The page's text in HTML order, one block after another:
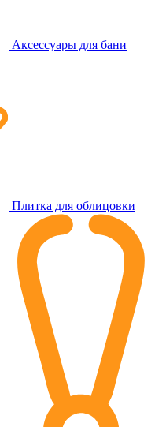
Аксессуары для бани
Плитка для облицовки